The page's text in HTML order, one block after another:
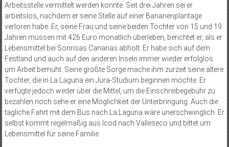
Arbeitsstelle vermittelt werden konnte. Seit drei Jahren sei er
arbeitslos, nachdem er seine Stelle auf einer Bananenplantage
verloren habe. Er, seine Frau und seine beiden Töchter von 15 und 19
Jahren müssen mit 426 Euro monatlich überleben, berichtet er, als er
Lebensmittel bei Sonrisas Canarias abholt. Er habe sich auf dem
Festland und auch auf den anderen Inseln immer wieder erfolglos
um Arbeit bemüht. Seine größte Sorge mache ihm zurzeit seine ältere
Tochter, die in La Laguna ein Jura-Studium beginnen möchte. Er
verfügte jedoch weder über die Mittel, um die Einschreibegebühr zu
bezahlen noch sehe er eine Möglichkeit der Unterbringung. Auch die
tägliche Fahrt mit dem Bus nach La Laguna wäre unerschwinglich. Er
selbst kommt regelmäßig aus Icod nach Valleseco und bittet um
Lebensmittel für seine Familie.